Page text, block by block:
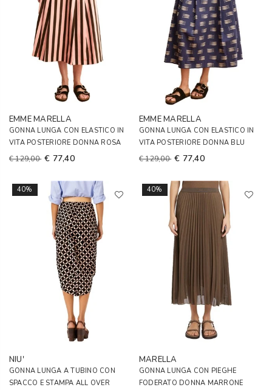
EMME MARELLA
GONNA LUNGA CON ELASTICO IN
VITA POSTERIORE DONNA ROSA
€ 129,00 € 77,40
EMME MARELLA
GONNA LUNGA CON ELASTICO IN
VITA POSTERIORE DONNA BLU
€ 129,00 € 77,40
40%
NIU'
GONNA LUNGA A TUBINO CON
SPACCO E STAMPA ALL OVER
40%
MARELLA
GONNA LUNGA CON PIEGHE
FODERATO DONNA MARRONE